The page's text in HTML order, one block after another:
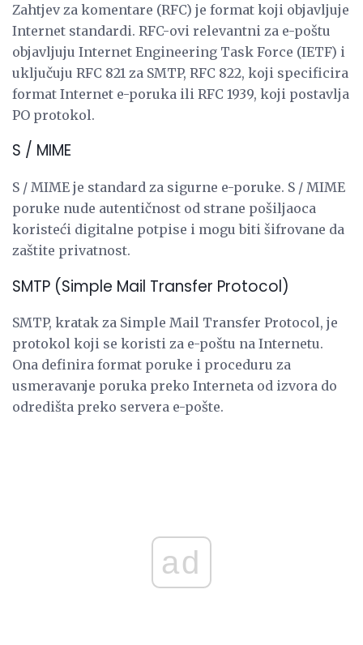
Zahtjev za komentare (RFC) je format koji objavljuje
Internet standardi. RFC-ovi relevantni za e-poštu
objavljuju Internet Engineering Task Force (IETF) i
uključuju RFC 821 za SMTP, RFC 822, koji specificira
format Internet e-poruka ili RFC 1939, koji postavlja
PO protokol.
S / MIME
S / MIME je standard za sigurne e-poruke. S / MIME
poruke nude autentičnost od strane pošiljaoca
koristeći digitalne potpise i mogu biti šifrovane da
zaštite privatnost.
SMTP (Simple Mail Transfer Protocol)
SMTP, kratak za Simple Mail Transfer Protocol, je
protokol koji se koristi za e-poštu na Internetu.
Ona definira format poruke i proceduru za
usmeravanje poruka preko Interneta od izvora do
odredišta preko servera e-pošte.
ad